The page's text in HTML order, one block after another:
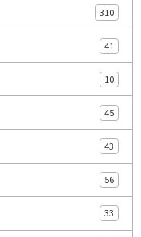
310
41
10
45
43
56
33